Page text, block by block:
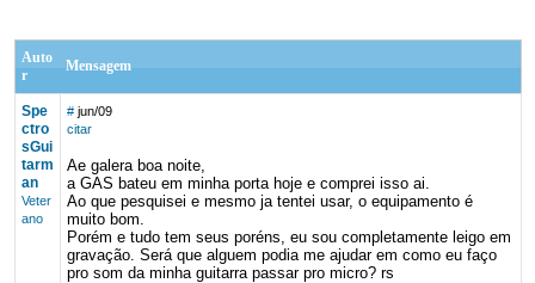
Auto
r
Mensagem
Spe
ctro
sGui
tarm
an
Veter
ano
# jun/09
citar
Ae galera boa noite,
a GAS bateu em minha porta hoje e comprei isso ai.
Ao que pesquisei e mesmo ja tentei usar, o equipamento é
muito bom.
Porém e tudo tem seus poréns, eu sou completamente leigo em
gravação. Será que alguem podia me ajudar em como eu faço
pro som da minha guitarra passar pro micro? rs